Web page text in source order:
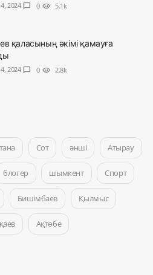
2024 chat_bubble 0 visibility 5.1k
қаласының әкімі қамауға
2024 chat_bubble 0 visibility 2.8k
Сот әнші Атырау
блогер шымкент Спорт
Бишімбаев Қылмыс
Ақтөбе